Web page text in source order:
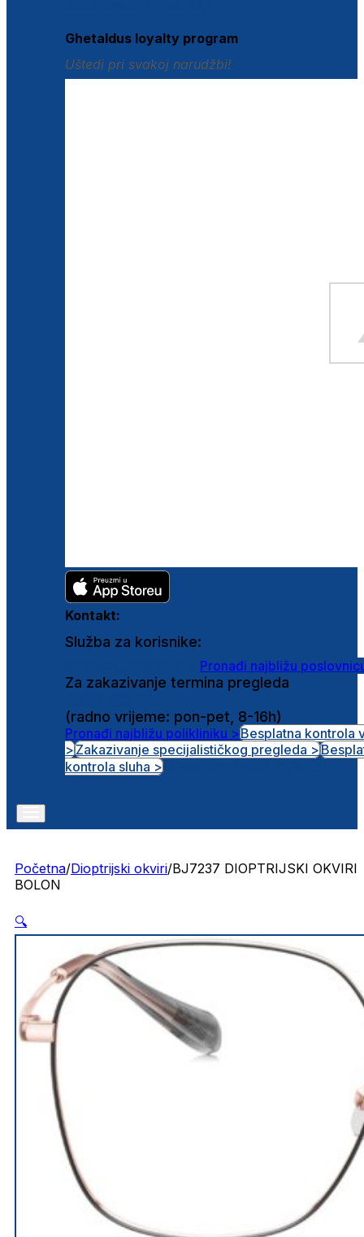
Ghetaldus loyalty program
Uštedi pri svakoj narudžbi!
Kontakt:
Služba za korisnike:
Pronađi najbližu
Za zakazivanje termina pregleda
(radno vrijeme: pon-pet, 8-16h)
Pronađi najbližu polikliniku >Besplatna kontrola
>Zakazivanje specijalističkog pregleda >
kontrola sluha >
Početna/Dioptrijski okviri/BJ7237 DIOPTRIJSKI OKVIRI
BOLON
🔍